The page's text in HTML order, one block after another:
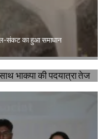
संकट का हुआ समाधान
की पदयात्रा तेज